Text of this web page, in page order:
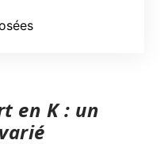
en K : un